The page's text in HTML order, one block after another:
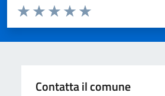
Domanda
Valuta da 1 a 5 stelle la pagina
Valuta 5 stelle su 5
Valuta 4 stelle su 5
Valuta 3 stelle su 5
Valuta 2 stelle su 5
Valuta 1 stelle su 5
Contatta il comune